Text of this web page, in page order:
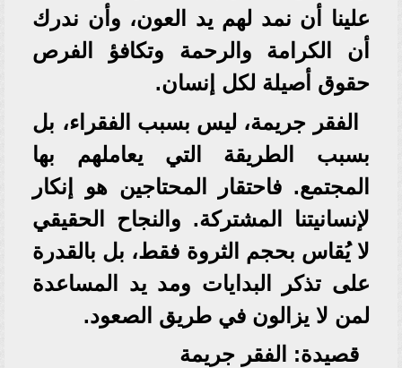
علينا أن نمد لهم يد العون، وأن ندرك
أن الكرامة والرحمة وتكافؤ الفرص
حقوق أصيلة لكل إنسان.
الفقر جريمة، ليس بسبب الفقراء، بل
بسبب الطريقة التي يعاملهم بها
المجتمع. فاحتقار المحتاجين هو إنكار
لإنسانيتنا المشتركة. والنجاح الحقيقي
لا يُقاس بحجم الثروة فقط، بل بالقدرة
على تذكر البدايات ومد يد المساعدة
لمن لا يزالون في طريق الصعود.
قصيدة: الفقر جريمة